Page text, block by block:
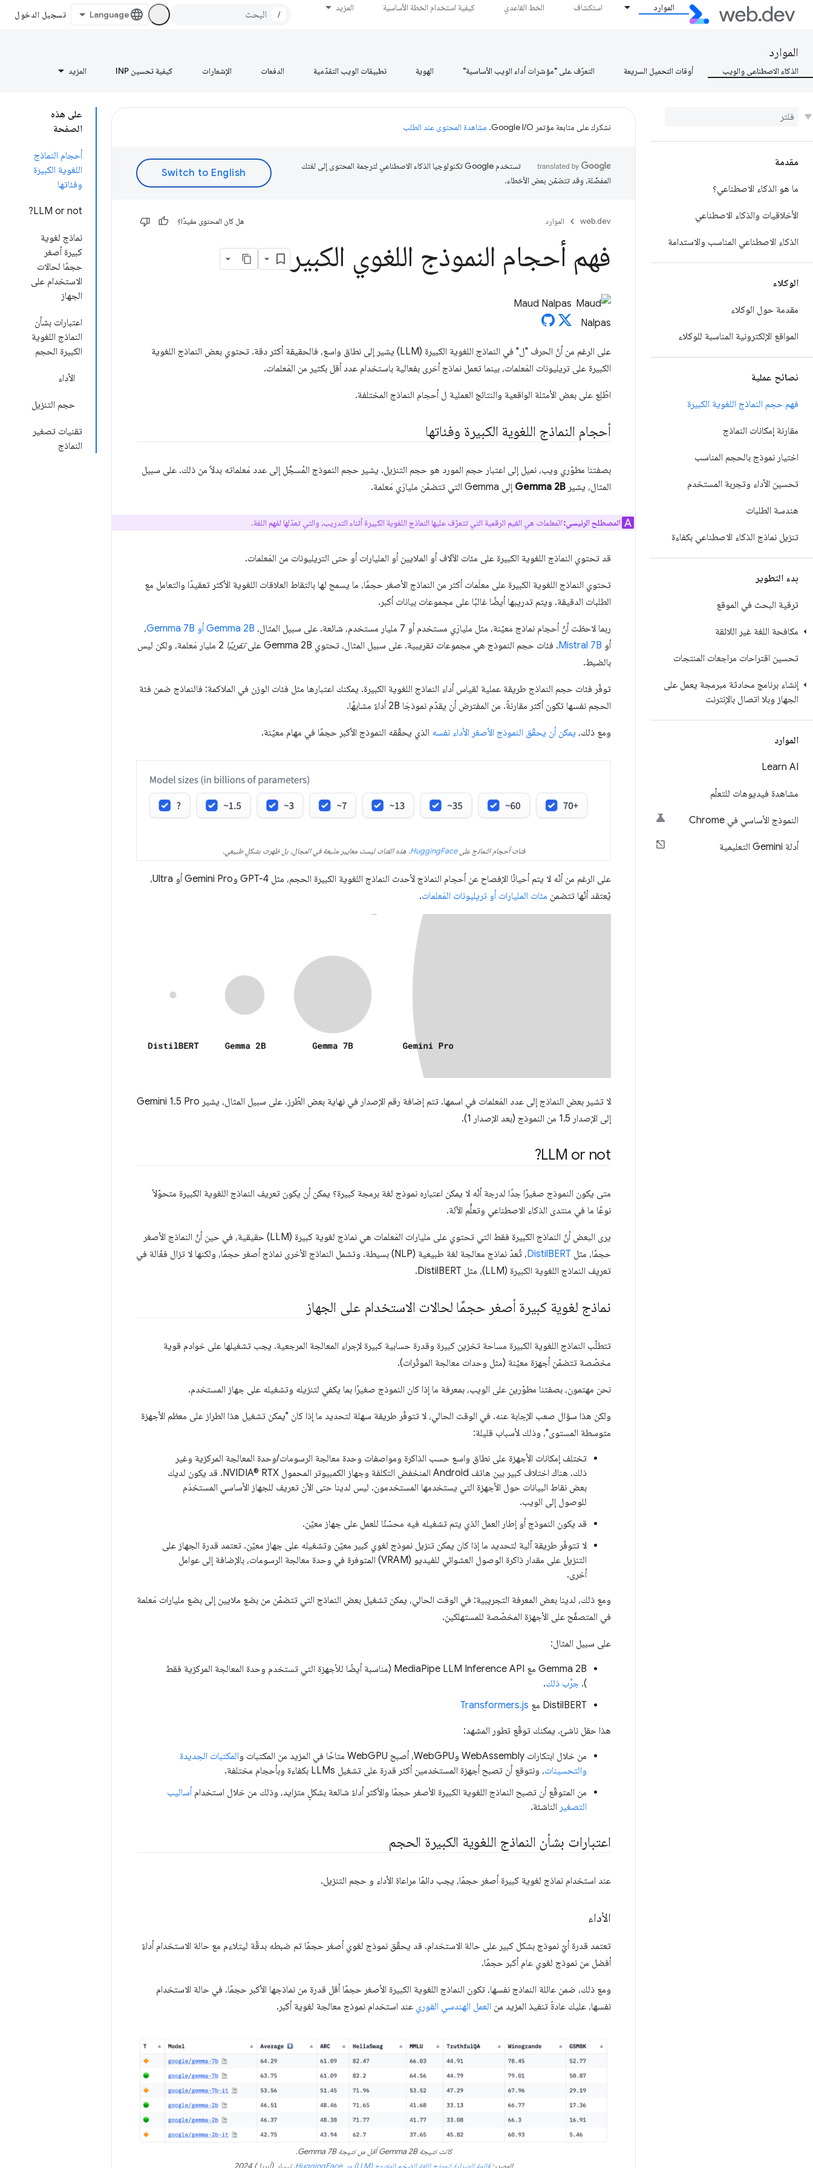
الموارد استكشاف الخط القاعدي كيفية استخدام الخطة الأساسية المزيد
/ تسجيل الدخول
الموارد
الذكاء الاصطناعي والويب أوقات التحميل السريعة التعرّف على "مؤشرات أداء الويب الأساسية" الهوية تطبيقات الويب التقدّمية الدفعات الإشعارات كيفية تحسين INP المزيد
مقدمة
ما هو الذكاء الاصطناعي؟
الأخلاقيات والذكاء الاصطناعي
الذكاء الاصطناعي المناسب والاستدامة
الوكلاء
مقدمة حول الوكلاء
المواقع الإلكترونية المناسبة للوكلاء
نصائح عملية
فهم حجم النماذج اللغوية الكبيرة
مقارنة إمكانات النماذج
اختيار نموذج بالحجم المناسب
تحسين الأداء وتجربة المستخدم
هندسة الطلبات
تنزيل نماذج الذكاء الاصطناعي بكفاءة
بدء التطوير
ترقية البحث في الموقع
مكافحة اللغة غير اللائقة
تحسين اقتراحات مراجعات المنتجات
إنشاء برنامج محادثة مبرمجة يعمل على
الجهاز وبلا اتصال بالإنترنت
الموارد
Learn AI
مشاهدة فيديوهات للتعلّم
النموذج الأساسي في Chrome
أدلة Gemini التعليمية
على هذه
الصفحة
أحجام النماذج
اللغوية الكبيرة
وفئاتها
LLM or not?
نماذج لغوية
كبيرة أصغر
حجمًا لحالات
الاستخدام على
الجهاز
اعتبارات بشأن
النماذج اللغوية
الكبيرة الحجم
الأداء
حجم التنزيل
تقنيات تصغير
النماذج
نشكرك على متابعة مؤتمر Google I/O. مشاهدة المحتوى عند الطلب
تستخدم Google تكنولوجيا الذكاء الاصطناعي لترجمة المحتوى إلى لغتك
المفضّلة، وقد تتضمّن بعض الأخطاء.
web.dev الموارد هل كان المحتوى مفيدًا؟
فهم أحجام النموذج اللغوي الكبير
Maud Nalpas
على الرغم من أنّ الحرف "ل" في النماذج اللغوية الكبيرة (LLM) يشير إلى نطاق واسع، فالحقيقة أكثر دقة. تحتوي بعض النماذج اللغوية
الكبيرة على تريليونات المَعلمات، بينما تعمل نماذج أخرى بفعالية باستخدام عدد أقل بكثير من المَعلمات.
اطّلِع على بعض الأمثلة الواقعية والنتائج العملية ل أحجام النماذج المختلفة.
أحجام النماذج اللغوية الكبيرة وفئاتها
بصفتنا مطوّري ويب، نميل إلى اعتبار حجم المورد هو حجم التنزيل. يشير حجم النموذج المُسجَّل إلى عدد مَعلماته بدلاً من ذلك. على سبيل
المثال، يشير Gemma 2B إلى Gemma التي تتضمّن مليارَي مَعلمة.
المصطلح الرئيسي: المَعلمات هي القيم الرقمية التي تتعرّف عليها النماذج اللغوية الكبيرة أثناء التدريب، والتي تعدّلها لفهم اللغة.
قد تحتوي النماذج اللغوية الكبيرة على مئات الآلاف أو الملايين أو المليارات أو حتى التريليونات من المَعلمات.
تحتوي النماذج اللغوية الكبيرة على معلَمات أكثر من النماذج الأصغر حجمًا، ما يسمح لها بالتقاط العلاقات اللغوية الأكثر تعقيدًا والتعامل مع
الطلبات الدقيقة. ويتم تدريبها أيضًا غالبًا على مجموعات بيانات أكبر.
ربما لاحظت أنّ أحجام نماذج معيّنة، مثل مليارَي مستخدم أو 7 مليار مستخدم، شائعة. على سبيل المثال، Gemma 2B أو Gemma 7B
،
أو Mistral 7B. فئات حجم النموذج هي مجموعات تقريبية. على سبيل المثال، تحتوي Gemma 2B على تقريبًا
2 مليار مَعلمة، ولكن ليس
بالضبط.
توفّر فئات حجم النماذج طريقة عملية لقياس أداء النماذج اللغوية الكبيرة. يمكنك اعتبارها مثل فئات الوزن في الملاكمة: فالنماذج ضمن فئة
الحجم نفسها تكون أكثر مقارنةً. من المفترض أن يقدّم نموذجَا 2B أداءً مشابهًا.
ومع ذلك، يمكن أن يحقّق النموذج الأصغر الأداء نفسه الذي يحقّقه النموذج الأكبر حجمًا في مهام معيّنة.
فئات أحجام النماذج علىHuggingFace. هذه الفئات ليست معايير متّبعة في المجال، بل ظهرت بشكلٍ طبيعي.
على الرغم من أنّه لا يتم أحيانًا الإفصاح عن أحجام النماذج لأحدث النماذج اللغوية الكبيرة الحجم، مثل GPT-4 وGemini Pro أو Ultra،
يُعتقد أنّها تتضمن مئات المليارات أو تريليونات المَعلمات.
لا تشير بعض النماذج إلى عدد المَعلمات في اسمها. تتم إضافة رقم الإصدار في نهاية بعض الطُرز. على سبيل المثال، يشير Gemini 1.5 Pro
إلى الإصدار 1.5 من النموذج (بعد الإصدار 1).
LLM or not?
متى يكون النموذج صغيرًا جدًا لدرجة أنّه لا يمكن اعتباره نموذج لغة برمجة كبيرة؟ يمكن أن يكون تعريف النماذج اللغوية الكبيرة متحوّلاً
نوعًا ما في منتدى الذكاء الاصطناعي وتعلُّم الآلة.
يرى البعض أنّ النماذج الكبيرة فقط التي تحتوي على مليارات المَعلمات هي نماذج لغوية كبيرة (LLM) حقيقية، في حين أنّ النماذج الأصغر
حجمًا، مثل DistilBERT
، تُعدّ نماذج معالجة لغة طبيعية (NLP) بسيطة. وتشمل النماذج الأخرى نماذج أصغر حجمًا، ولكنها لا تزال فعّالة في
تعريف النماذج اللغوية الكبيرة (LLM)، مثل DistilBERT.
نماذج لغوية كبيرة أصغر حجمًا لحالات الاستخدام على الجهاز
تتطلّب النماذج اللغوية الكبيرة مساحة تخزين كبيرة وقدرة حسابية كبيرة لإجراء المعالجة المرجعية. يجب تشغيلها على خوادم قوية
مخصّصة تتضمّن أجهزة معيّنة (مثل وحدات معالجة الموتّرات).
نحن مهتمون، بصفتنا مطوّرين على الويب، بمعرفة ما إذا كان النموذج صغيرًا بما يكفي لتنزيله وتشغيله على جهاز المستخدم.
ولكن هذا سؤال صعب الإجابة عنه. في الوقت الحالي، لا تتوفّر طريقة سهلة لتحديد ما إذا كان "يمكن تشغيل هذا الطراز على معظم الأجهزة
متوسطة المستوى"، وذلك لأسباب قليلة:
تختلف إمكانات الأجهزة على نطاق واسع حسب الذاكرة ومواصفات وحدة معالجة الرسومات/وحدة المعالجة المركزية وغير
ذلك. هناك اختلاف كبير بين هاتف Android المنخفض التكلفة وجهاز الكمبيوتر المحمول NVIDIA® RTX. قد يكون لديك
بعض نقاط البيانات حول الأجهزة التي يستخدمها المستخدمون. ليس لدينا حتى الآن تعريف للجهاز الأساسي المستخدَم
للوصول إلى الويب.
قد يكون النموذج أو إطار العمل الذي يتم تشغيله فيه محسّنًا للعمل على جهاز معيّن.
لا تتوفّر طريقة آلية لتحديد ما إذا كان يمكن تنزيل نموذج لغوي كبير معيّن وتشغيله على جهاز معيّن. تعتمد قدرة الجهاز على
التنزيل على مقدار ذاكرة الوصول العشوائي للفيديو (VRAM) المتوفرة في وحدة معالجة الرسومات، بالإضافة إلى عوامل
أخرى.
ومع ذلك، لدينا بعض المعرفة التجريبية: في الوقت الحالي، يمكن تشغيل بعض النماذج التي تتضمّن من بضع ملايين إلى بضع مليارات مَعلمة
في المتصفّح على الأجهزة المخصّصة للمستهلكين.
على سبيل المثال:
Gemma 2B مع MediaPipe LLM Inference API (مناسبة أيضًا للأجهزة التي تستخدم وحدة المعالجة المركزية فقط
). جرِّب ذلك.
DistilBERT مع
Transformers.js
هذا حقل ناشئ. يمكنك توقّع تطور المشهد:
من خلال ابتكارات WebAssembly وWebGPU، أصبح WebGPU متاحًا في المزيد من المكتبات و
المكتبات الجديدة
والتحسينات، ونتوقع أن تصبح أجهزة المستخدمين أكثر قدرة على تشغيل LLMs بكفاءة وبأحجام مختلفة.
من المتوقّع أن تصبح النماذج اللغوية الكبيرة الأصغر حجمًا والأكثر أداءً شائعة بشكلٍ متزايد، وذلك من خلال استخدامأساليب
التصغير الناشئة.
اعتبارات بشأن النماذج اللغوية الكبيرة الحجم
عند استخدام نماذج لغوية كبيرة أصغر حجمًا، يجب دائمًا مراعاة الأداء و حجم التنزيل.
الأداء
تعتمد قدرة أيّ نموذج بشكل كبير على حالة الاستخدام. قد يحقّق نموذج لغوي أصغر حجمًا تم ضبطه بدقّة ليتلاءم مع حالة الاستخدام أداءً
أفضل من نموذج لغوي عام أكبر حجمًا.
ومع ذلك، ضمن عائلة النماذج نفسها، تكون النماذج اللغوية الكبيرة الأصغر حجمًا أقل قدرة من نماذجها الأكبر حجمًا. في حالة الاستخدام
نفسها، عليك عادةً تنفيذ المزيد من العمل الهندسي الفوري عند استخدام نموذج معالجة لغوية أكبر.
كانت نتيجة Gemma 2B أقل من نتيجة Gemma 7B.